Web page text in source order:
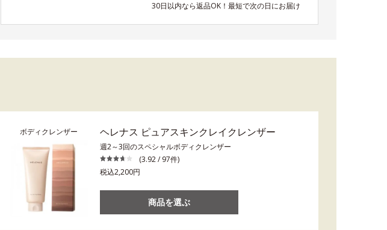
30日以内なら返品OK！最短で次の日にお届け
ボディクレンザー ヘレナス ピュアスキンクレイクレンザー
週2～3回のスペシャルボディクレンザー
(3.92 / 97件)
税込2,200円
商品を選ぶ